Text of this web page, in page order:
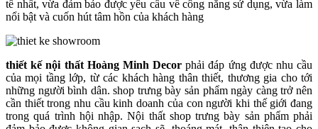
tế nhất, vừa đảm bảo được yêu cầu về công năng sử dụng, vừa làm
nổi bật và cuốn hút tâm hồn của khách hàng
thiết kế nội thất Hoàng Minh Decor phải đáp ứng được nhu cầu
của mọi tầng lớp, từ các khách hàng thân thiết, thương gia cho tới
những người bình dân. shop trưng bày sản phẩm ngày càng trở nên
cần thiết trong nhu cầu kinh doanh của con người khi thế giới đang
trong quá trình hội nhập. Nội thất shop trưng bày sản phẩm phải